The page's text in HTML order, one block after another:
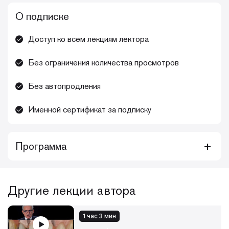
О подписке
Доступ ко всем лекциям лектора
Без ограничения количества просмотров
Без автопродления
Именной сертификат за подписку
Программа
одномоментной установки имплантатов в свежие лунки
после удаления за счёт объединения хирургических,
технических и ортопедических этапов в один успешный
протокол. Одномоментные хирургические и
ортопедические протоколы способствуют превосходному
Другие лекции автора
1 час 3 мин